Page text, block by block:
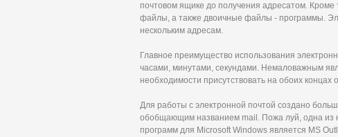
почтовом ящике до получения адресатом. Кроме
файлы, а также двоичные файлы - программы.
нескольким адресам.
Главное преимущество использования
часами, минутами, секундами. Немаловажным
необходимости присутствовать на обоих
Для работы с электронной почтой создано
обобщающим названием mail. Пожа луй, одна из
программ для Microsoft Windows является MS